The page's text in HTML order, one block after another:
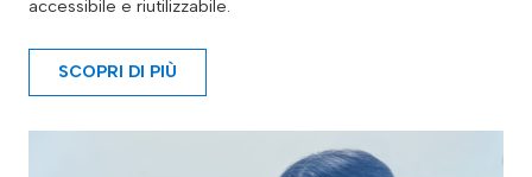
accessibile e riutilizzabile.
SCOPRI DI PIÙ